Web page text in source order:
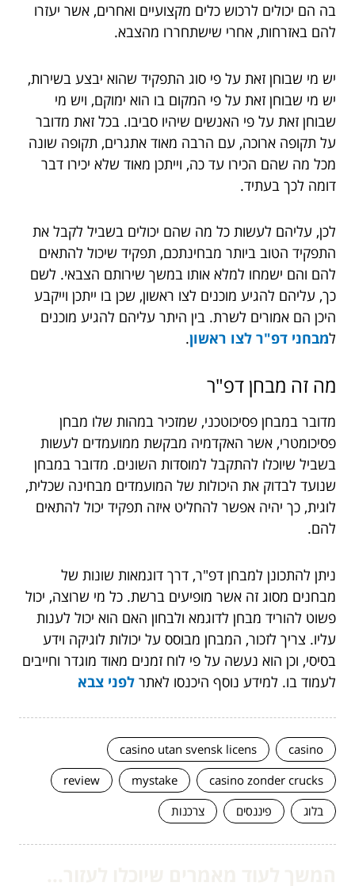
בה הם יכולים לרכוש כלים מקצועיים ואחרים, אשר יעזרו
להם באזרחות, אחרי שישתחררו מהצבא.
יש מי שבוחן זאת על פי סוג התפקיד שהוא יבצע בשירות,
יש מי שבוחן זאת על פי המקום בו הוא ימוקם, ויש מי
שבוחן זאת על פי האנשים שיהיו סביבו. בכל זאת מדובר
על תקופה ארוכה, עם הרבה מאוד אתגרים, תקופה שונה
מכל מה שהם הכירו עד כה, וייתכן מאוד שלא יכירו דבר
דומה לכך בעתיד.
לכן, עליהם לעשות כל מה שהם יכולים בשביל לקבל את
התפקיד הטוב ביותר מבחינתכם, תפקיד שיכול להתאים
להם והם ישמחו למלא אותו במשך שירותם הצבאי. לשם
כך, עליהם להגיע מוכנים לצו ראשון, שכן בו ייתכן וייקבע
היכן הם אמורים לשרת. בין היתר עליהם להגיע מוכנים
למבחני דפ"ר לצו ראשון.
מה זה מבחן דפ"ר
מדובר במבחן פסיכוטכני, שמזכיר במהות שלו מבחן
פסיכומטרי, אשר האקדמיה מבקשת ממועמדים לעשות
בשביל שיוכלו להתקבל למוסדות השונים. מדובר במבחן
שנועד לבדוק את היכולות של המועמדים מבחינה שכלית,
לוגית, כך יהיה אפשר להחליט איזה תפקיד יכול להתאים
להם.
ניתן להתכונן למבחן דפ"ר, דרך דוגמאות שונות של
מבחנים מסוג זה אשר מופיעים ברשת. כל מי שרוצה, יכול
פשוט להוריד מבחן לדוגמא ולבחון האם הוא יכול לענות
עליו. צריך לזכור, המבחן מבוסס על יכולות לוגיקה וידע
בסיסי, וכן הוא נעשה על פי לוח זמנים מאוד מוגדר וחייבים
לעמוד בו. למידע נוסף היכנסו לאתר לפני צבא
casino
casino utan svensk licens
casino zonder crucks
mystake
review
בלוג
פיננסים צרכנות